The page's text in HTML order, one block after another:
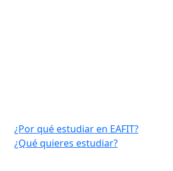
¿Por qué estudiar en EAFIT?
¿Qué quieres estudiar?